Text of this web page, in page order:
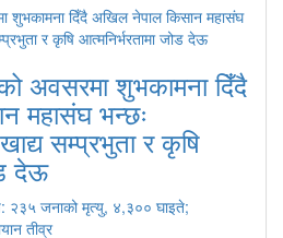
अवसरमा शुभकामना दिँदै
महासंघ भन्छः
सम्प्रभुता र कृषि
देऊ